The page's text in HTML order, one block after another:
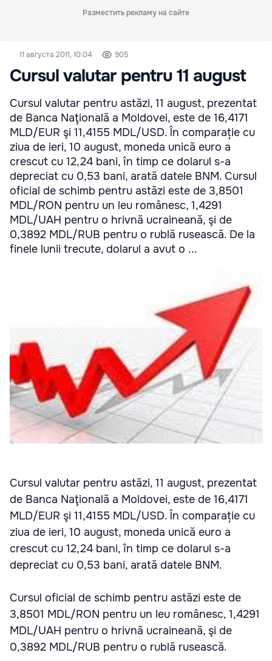
Разместить рекламу на сайте
11 августа 2011, 10:04 905
Cursul valutar pentru 11 august
Cursul valutar pentru astăzi, 11 august, prezentat
de Banca Naţională a Moldovei, este de 16,4171
MLD/EUR şi 11,4155 MDL/USD. În comparație cu
ziua de ieri, 10 august, moneda unică euro a
crescut cu 12,24 bani, în timp ce dolarul s-a
depreciat cu 0,53 bani, arată datele BNM. Cursul
oficial de schimb pentru astăzi este de 3,8501
MDL/RON pentru un leu românesc, 1,4291
MDL/UAH pentru o hrivnă ucraineană, şi de
0,3892 MDL/RUB pentru o rublă rusească. De la
finele lunii trecute, dolarul a avut o ...
Cursul valutar pentru astăzi, 11 august, prezentat
de Banca Naţională a Moldovei, este de 16,4171
MLD/EUR şi 11,4155 MDL/USD. În comparație cu
ziua de ieri, 10 august, moneda unică euro a
crescut cu 12,24 bani, în timp ce dolarul s-a
depreciat cu 0,53 bani, arată datele BNM.
Cursul oficial de schimb pentru astăzi este de
3,8501 MDL/RON pentru un leu românesc, 1,4291
MDL/UAH pentru o hrivnă ucraineană, şi de
0,3892 MDL/RUB pentru o rublă rusească.